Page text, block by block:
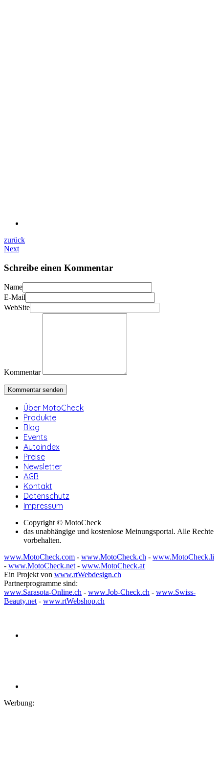
zurück
Next
Schreibe einen Kommentar
Name
E-Mail
WebSite
Kommentar
Über MotoCheck
Produkte
Blog
Events
Autoindex
Preise
Newsletter
AGB
Kontakt
Datenschutz
Impressum
Copyright © MotoCheck
das unabhängige und kostenlose Meinungsportal. Alle Rechte
vorbehalten.
www.MotoCheck.com - www.MotoCheck.ch - www.MotoCheck.li
- www.MotoCheck.net - www.MotoCheck.at
Ein Projekt von www.rtWebdesign.ch
Partnerprogramme sind:
www.Sarasota-Online.ch - www.Job-Check.ch - www.Swiss-
Beauty.net - www.rtWebshop.ch
Werbung: